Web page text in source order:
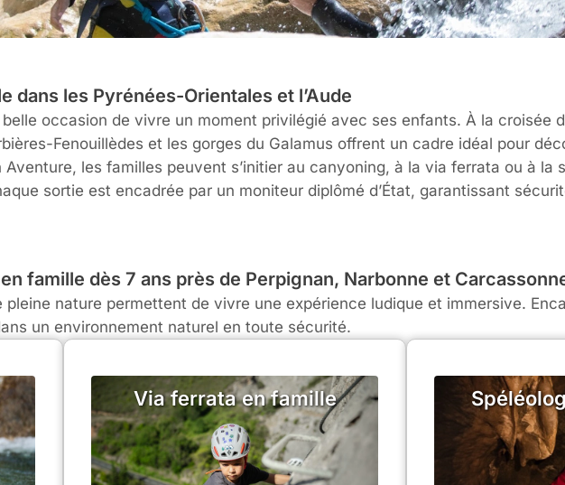
dans les Pyrénées-Orientales et l’Aude
occasion de vivre un moment privilégié avec ses enfants. À la croisée
Fenouillèdes et les gorges du Galamus offrent un cadre idéal pour
les familles peuvent s’initier au canyoning, à la via ferrata ou à la
sortie est encadrée par un moniteur diplômé d’État, garantissant
famille dès 7 ans près de Perpignan, Narbonne et
nature permettent de vivre une expérience ludique et immersive.
un environnement naturel en toute sécurité.
Via ferrata en famille